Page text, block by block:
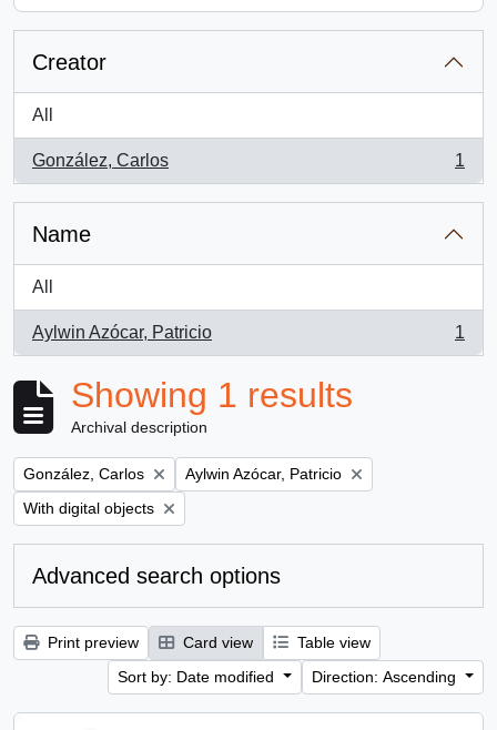
Creator
All
González, Carlos
, 1 results
1
Name
All
Aylwin Azócar, Patricio
, 1 results
1
Showing 1 results
Archival description
Remove filter:
González, Carlos Remove filter:
Aylwin Azócar, Patricio
Remove filter:
With digital objects
Advanced search options
Print preview Card view
Table view
Sort by: Date modified
Direction: Ascending